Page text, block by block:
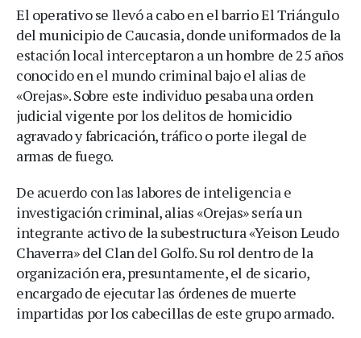
El operativo se llevó a cabo en el barrio El Triángulo
del municipio de Caucasia, donde uniformados de la
estación local interceptaron a un hombre de 25 años
conocido en el mundo criminal bajo el alias de
«Orejas». Sobre este individuo pesaba una orden
judicial vigente por los delitos de homicidio
agravado y fabricación, tráfico o porte ilegal de
armas de fuego.
De acuerdo con las labores de inteligencia e
investigación criminal, alias «Orejas» sería un
integrante activo de la subestructura «Yeison Leudo
Chaverra» del Clan del Golfo. Su rol dentro de la
organización era, presuntamente, el de sicario,
encargado de ejecutar las órdenes de muerte
impartidas por los cabecillas de este grupo armado.